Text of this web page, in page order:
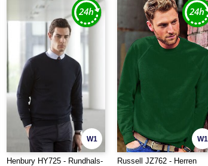
W1
Henbury HY725 - Rundhals-
W1
Russell JZ762 - Herren